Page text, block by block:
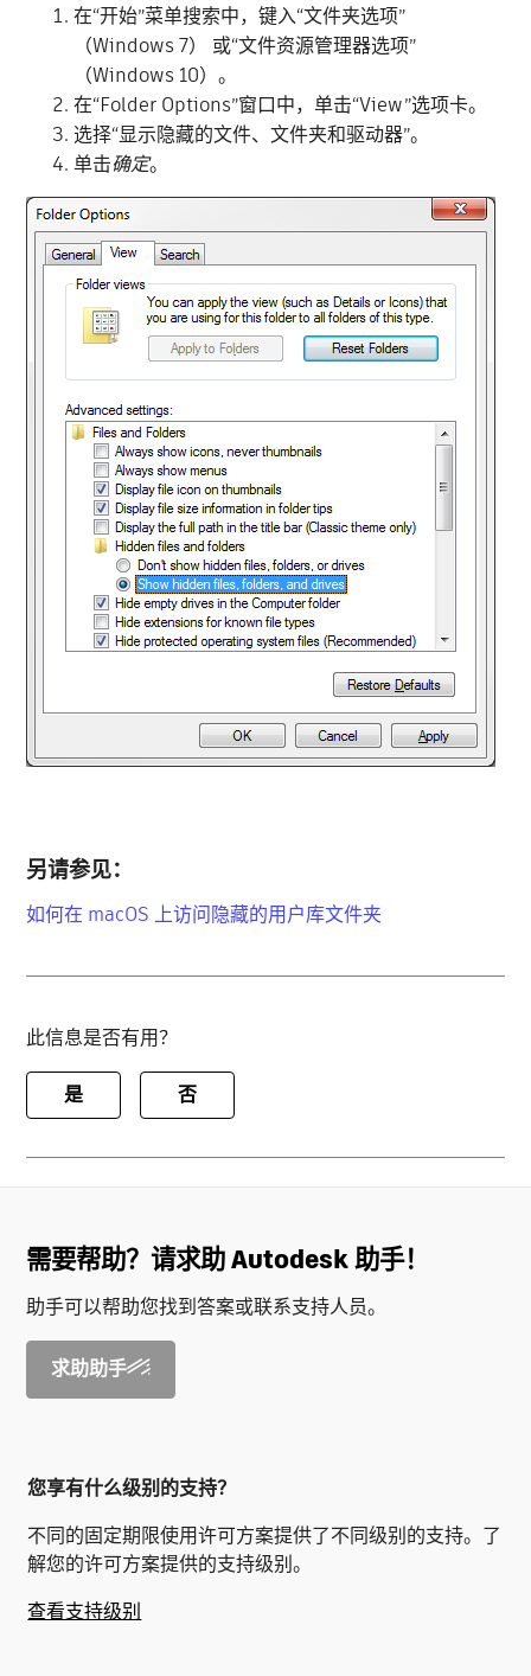
在“开始”菜单搜索中，键入“文件夹选项”
（Windows 7） 或“文件资源管理器选项”
（Windows 10）。
在“Folder Options”窗口中，单击“View”选项卡。
选择“显示隐藏的文件、文件夹和驱动器”。
单击确定。
另请参见：
如何在 macOS 上访问隐藏的用户库文件夹
此信息是否有用？
是 否
需要帮助？请求助 Autodesk 助手！
助手可以帮助您找到答案或联系支持人员。
求助助手
您享有什么级别的支持？
不同的固定期限使用许可方案提供了不同级别的支持。了
解您的许可方案提供的支持级别。
查看支持级别